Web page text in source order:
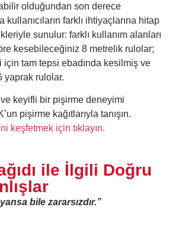
olduğundan son derece
kullanıcıların farklı ihtiyaçlarına hitap
sunulur: farklı kullanım alanları
kesebileceğiniz 8 metrelik rulolar;
için tam tepsi ebadında kesilmiş ve
yaprak rulolar.
keyifli bir pişirme deneyimi
pişirme kağıtlarıyla tanışın.
keşfetmek için tıklayın.
ile İlgili Doğru
bile zararsızdır.”